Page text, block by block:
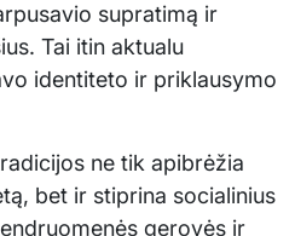
supratimą ir
Tai itin aktualu
identiteto ir priklausymo
ne tik apibrėžia
bet ir stiprina socialinius
gerovės ir